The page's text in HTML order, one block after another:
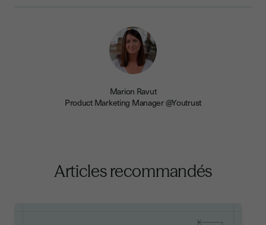
Marion Ravut
Product Marketing Manager @Youtrust
Articles recommandés